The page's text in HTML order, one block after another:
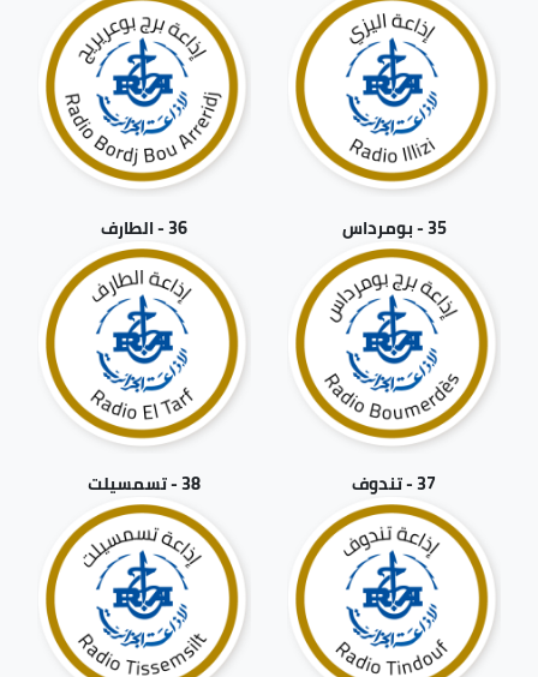
35 - بومرداس 36 - الطارف
37 - تندوف 38 - تسمسيلت